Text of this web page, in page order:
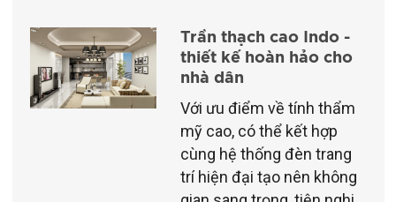
Trần thạch cao Indo -
thiết kế hoàn hảo cho
nhà dân
Với ưu điểm về tính thẩm
mỹ cao, có thể kết hợp
cùng hệ thống đèn trang
trí hiện đại tạo nên không